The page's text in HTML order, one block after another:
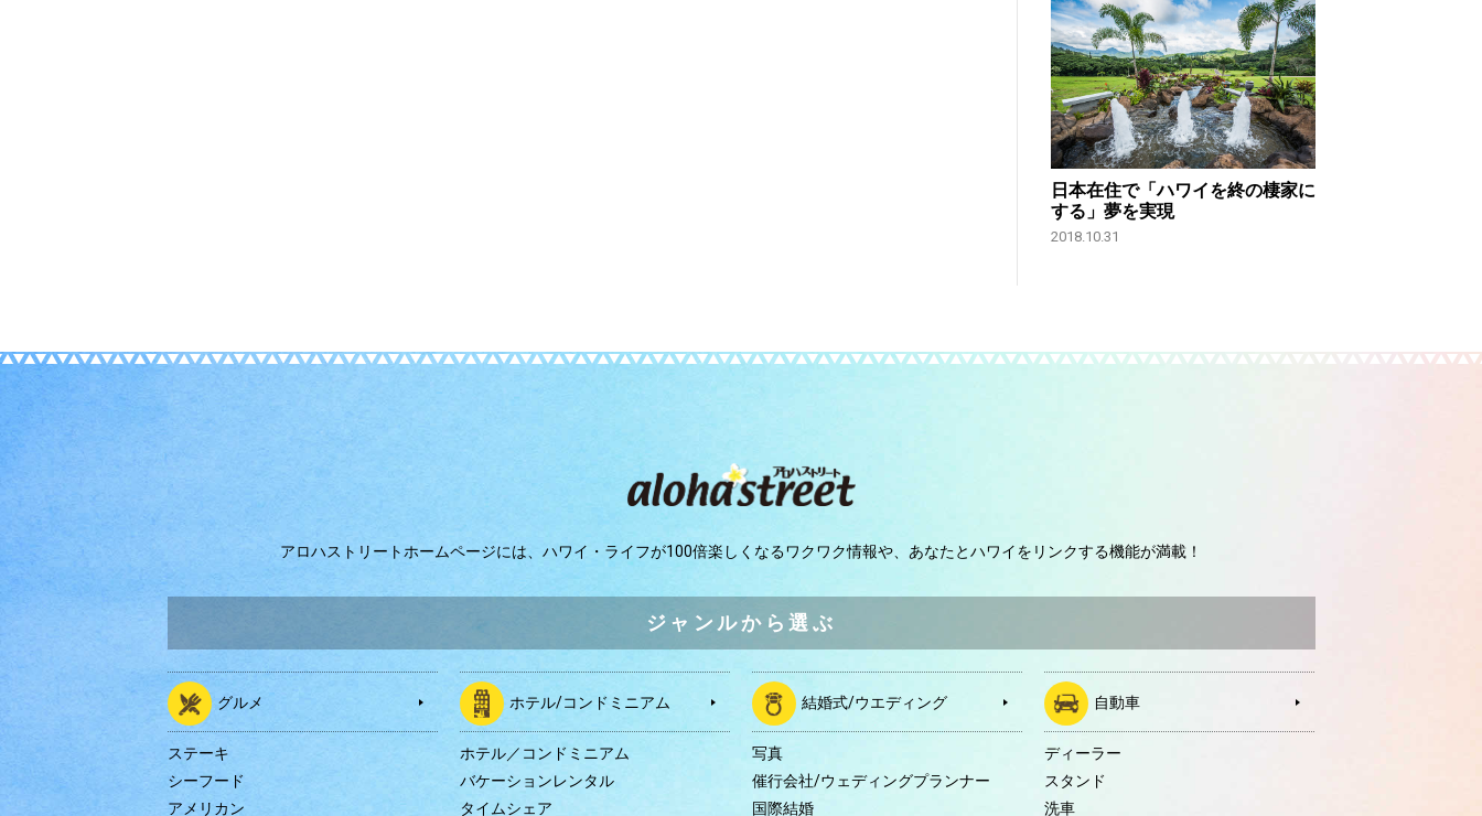
日本在住で「ハワイを終の棲家に
する」夢を実現
2018.10.31
アロハストリートホームページには、 ハワイ・ライフが100倍楽しくなるワクワク情報や、 あなたとハワイをリンクする機能が満載！
ジャンルから選ぶ
グルメ
ステーキ
シーフード
アメリカン
ホテル/コンドミニアム
ホテル／コンドミニアム
バケーションレンタル
タイムシェア
結婚式/ウエディング
写真
催行会社/ウェディングプランナー
国際結婚
自動車
ディーラー
スタンド
洗車